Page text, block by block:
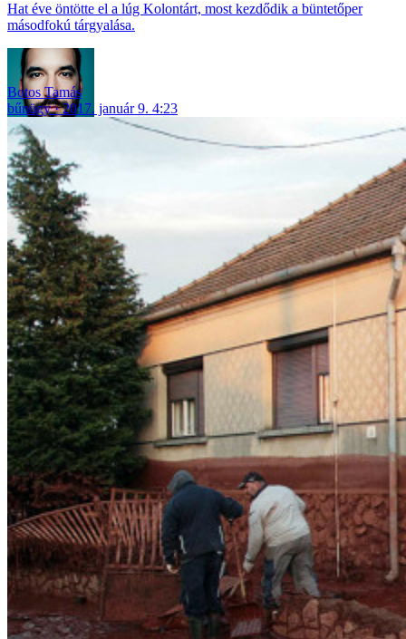
Hat éve öntötte el a lúg Kolontárt, most kezdődik a büntetőper
másodfokú tárgyalása.
Botos Tamás
bűnügy
2017. január 9. 4:23